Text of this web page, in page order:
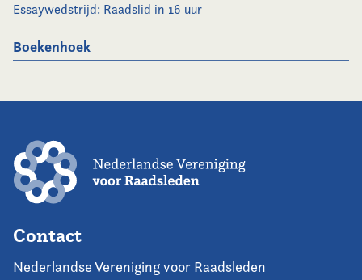
Essaywedstrijd: Raadslid in 16 uur
Boekenhoek
Contact
Nederlandse Vereniging voor Raadsleden